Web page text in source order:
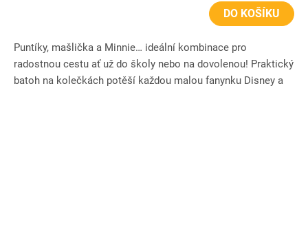
DO KOŠÍKU
Puntíky, mašlička a Minnie… ideální kombinace pro
radostnou cestu ať už do školy nebo na dovolenou! Praktický
batoh na kolečkách potěší každou malou fanynku Disney a